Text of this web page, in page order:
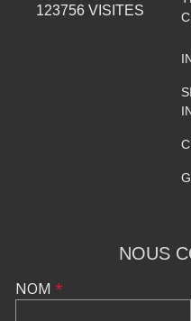
123756 VISITES
NOUS
NOM *